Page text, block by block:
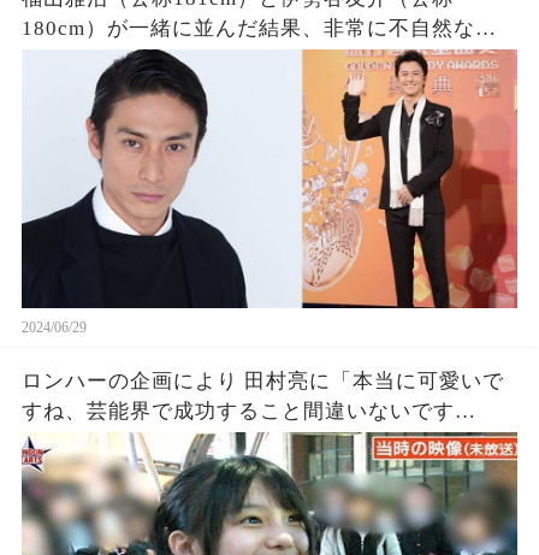
180cm）が一緒に並んだ結果、非常に不自然な空
気が広がった。
2024/06/29
ロンハーの企画により 田村亮に「本当に可愛いで
すね、芸能界で成功すること間違いないです
よ！」と言われ、その後芸能界に入った結果。。